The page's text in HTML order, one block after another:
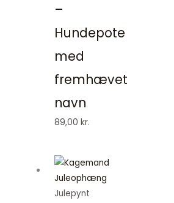
–
Hundepote
med
fremhævet
navn
89,00kr.
Julepynt